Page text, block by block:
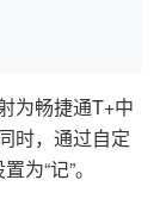
为畅捷通T+中
时，通过自定
为“记”。